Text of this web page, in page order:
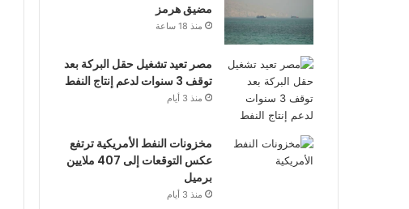
مضيق هرمز
منذ 18 ساعة
مصر تعيد تشغيل حقل البركة بعد
توقف 3 سنوات لدعم إنتاج النفط
منذ 3 أيام
مخزونات النفط الأمريكية ترتفع
عكس التوقعات إلى 407 ملايين
برميل
منذ 3 أيام